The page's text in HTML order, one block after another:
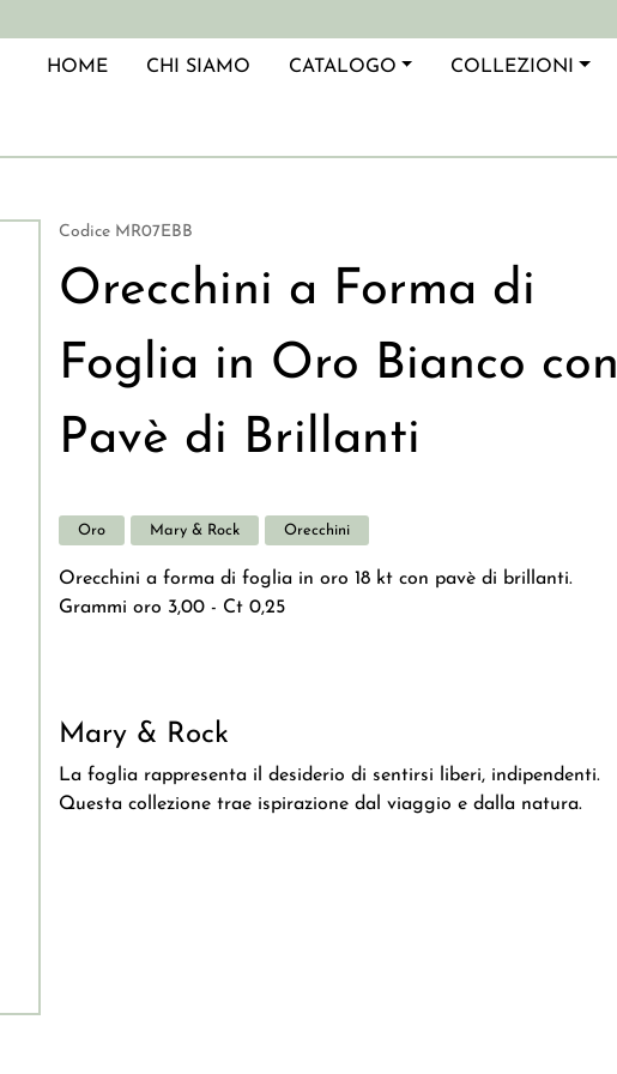
principale
HOME CHI SIAMO CATALOGO COLLEZIONI
Codice MR07EBB
Orecchini a Forma di
Foglia in Oro Bianco con
Pavè di Brillanti
Oro Mary & Rock Orecchini
Orecchini a forma di foglia in oro 18 kt con pavè di brillanti.
Grammi oro 3,00 - Ct 0,25
Mary & Rock
La foglia rappresenta il desiderio di sentirsi liberi, indipendenti.
Questa collezione trae ispirazione dal viaggio e dalla natura.